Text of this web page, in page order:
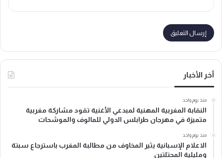
آخر الأخبار
منذ يوم واحد
النقابة المغربية المهنية لمبدعي الأغنية تقود مشاركة مغربية
متميزة في مهرجان طرابلس الدولي للمالوف والموشحات
منذ يوم واحد
الاعلام الإسبانية يثير المخاوف من مطالبة المغرب باسترجاع سبتة
ومليلية المحتلتين